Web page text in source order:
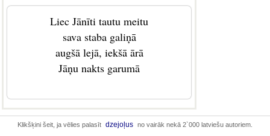
Liec Jānīti tautu meitu
sava staba galiņā
augšā lejā, iekšā ārā
Jāņu nakts garumā
Klikšķini šeit, ja vēlies palasīt dzejoļus no vairāk nekā 2`000 latviešu autoriem.